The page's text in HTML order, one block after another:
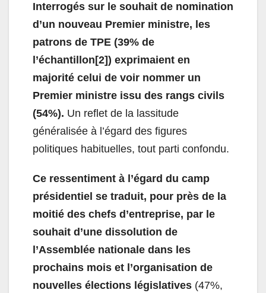
Interrogés sur le souhait de nomination
d’un nouveau Premier ministre, les
patrons de TPE (39% de
l’échantillon [2]) exprimaient en
majorité celui de voir nommer un
Premier ministre issu des rangs civils
(54%). Un reflet de la lassitude
généralisée à l’égard des figures
politiques habituelles, tout parti confondu.
Ce ressentiment à l’égard du camp
présidentiel se traduit, pour près de la
moitié des chefs d’entreprise, par le
souhait d’une dissolution de
l’Assemblée nationale dans les
prochains mois et l’organisation de
nouvelles élections législatives (47%,